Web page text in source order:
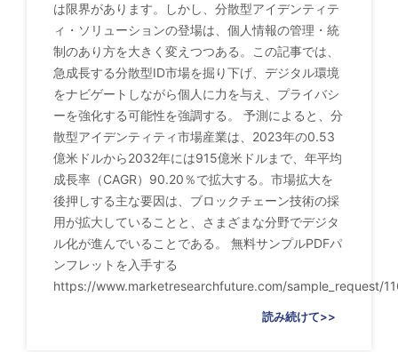
は限界があります。しかし、分散型アイデンティテ
ィ・ソリューションの登場は、個人情報の管理・統
制のあり方を大きく変えつつある。この記事では、
急成長する分散型ID市場を掘り下げ、デジタル環境
をナビゲートしながら個人に力を与え、プライバシ
ーを強化する可能性を強調する。 予測によると、分
散型アイデンティティ市場産業は、2023年の0.53
億米ドルから2032年には915億米ドルまで、年平均
成長率（CAGR）90.20％で拡大する。市場拡大を
後押しする主な要因は、ブロックチェーン技術の採
用が拡大していることと、さまざまな分野でデジタ
ル化が進んでいることである。 無料サンプルPDFパ
ンフレットを入手する
https://www.marketresearchfuture.com/sample_request/
読み続けて>>